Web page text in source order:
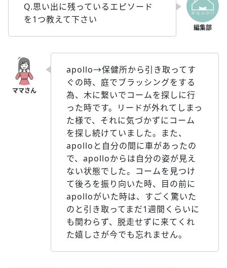
Q.思い出に残っているエピソード
を1つ教えて下さい
apollo→保健所から引き取ってす
ぐの時、庭でブラッシングをする
為、木に繋いでコームを探しに行
った時です。リードが外れてしまっ
た様で、それに気づかずにコーム
を探し続けていました。また、
apolloと自分の間に車があったの
で、apolloからは自分の姿が見え
ない状態でした。コームを見つけ
て後ろを振り向いた時、目の前に
apolloがいた時は、すごく驚いた
のと引き取ってまだ1週間くらいに
も関わらず、脱走せずに来てくれ
た嬉しさが今でも忘れません。